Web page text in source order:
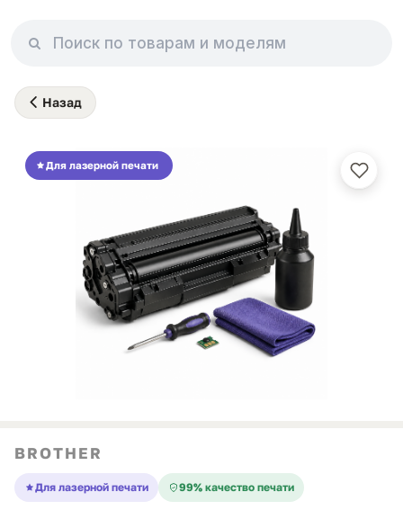
Назад
Для лазерной печати
BROTHER
Для лазерной печати 99% качество печати